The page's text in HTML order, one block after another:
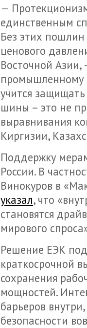
—
единственным
Без этих
ценового
Восточной Азии,
промышленному
учится
шины – это не
выравнивания
Киргизии,
Поддержку
России. В
Винокуров в
указал, что
становятся
мирового
Решение ЕЭК
краткосрочной
сохранения
мощностей.
барьеров
безопасности